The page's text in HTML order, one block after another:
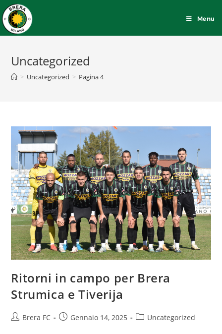
Menu
Uncategorized
> Uncategorized > Pagina 4
Ritorni in campo per Brera
Strumica e Tiverija
Brera FC Gennaio 14, 2025 Uncategorized